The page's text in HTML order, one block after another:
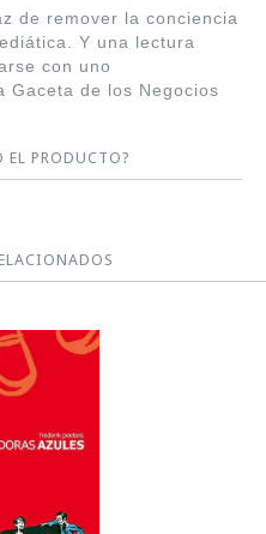
de remover la conciencia
Y una lectura
con uno
Gaceta de los Negocios
EL PRODUCTO?